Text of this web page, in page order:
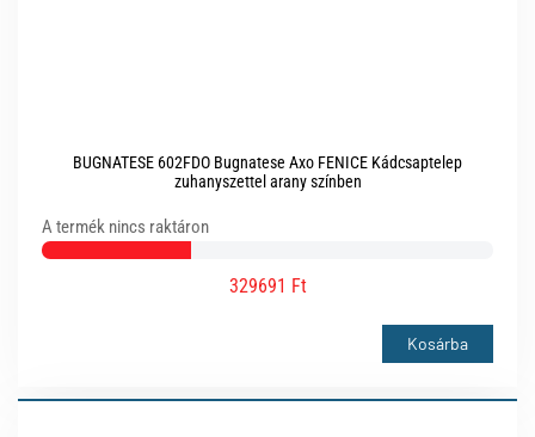
BUGNATESE 602FDO Bugnatese Axo FENICE Kádcsaptelep
zuhanyszettel arany színben
A termék nincs raktáron
329691 Ft
Kosárba